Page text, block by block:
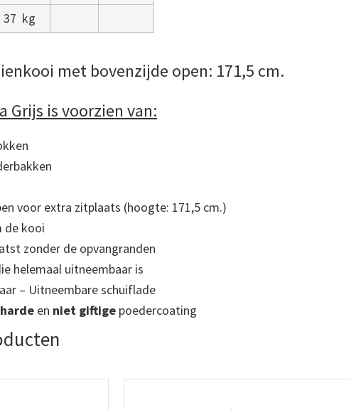
37 kg
met bovenzijde open: 171,5 cm.
Grijs is voorzien van:
voor extra zitplaats (hoogte: 171,5 cm.)
de kooi
zonder de opvangranden
helemaal uitneembaar is
– Uitneembare schuiflade
en niet giftige poedercoating